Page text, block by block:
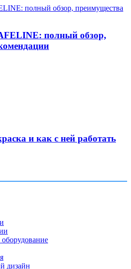
полный обзор,
и как с ней работать
дизайн